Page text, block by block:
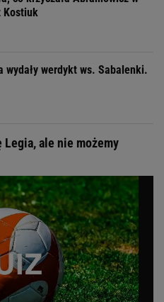
Kostiuk
wydały werdykt ws. Sabalenki.
Legia, ale nie możemy